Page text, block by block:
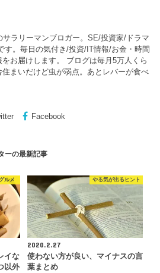
サラリーマンブロガー。SE/投資家/ドラマ
す。毎日の気付き/投資/IT情報/お金・時間
お届けします。 ブログは毎月5万人くら
住まいだけど虫が弱点。あとレバーが食べ
Facebook
ーの最新記事
ルメ
イな
以外
やる気が出るヒント
2020.2.27
使わない方が良い、マイナスの言
葉まとめ